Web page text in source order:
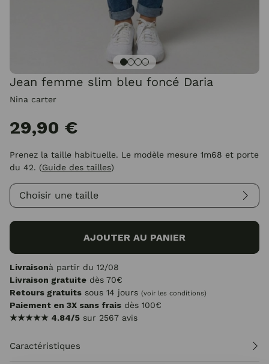
Jean femme slim bleu foncé Daria
Nina carter
29,90 €
Prenez la taille habituelle. Le modèle mesure 1m68 et porte
du 42. (Guide des tailles)
Choisir une taille
AJOUTER AU PANIER
Livraisonà partir du 12/08
Livraison gratuite dès 70€
Retours gratuits sous 14 jours (voir les conditions)
Paiement en 3X sans frais dès 100€
★★★★★ 4.84/5 sur 2567 avis
Caractéristiques